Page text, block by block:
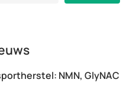
NMN, GlyNAC